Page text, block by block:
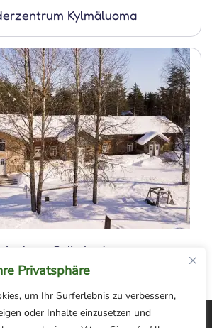
Privatsphäre
um Ihr Surferlebnis zu verbessern,
oder Inhalte einzusetzen und
Kylmäluoma
Saija Lodge